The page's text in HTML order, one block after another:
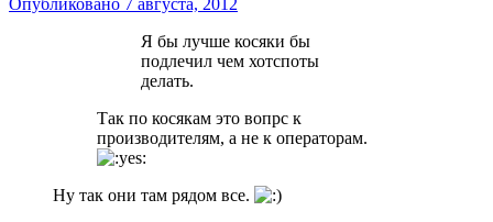
Опубликовано 7 августа, 2012
Я бы лучше косяки бы
подлечил чем хотспоты
делать.
Так по косякам это вопрс к
производителям, а не к операторам.
Ну так они там рядом все.